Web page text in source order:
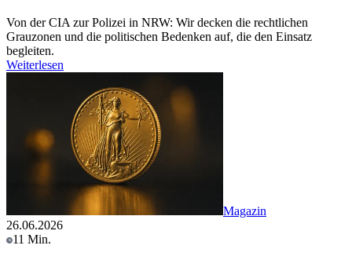
Von der CIA zur Polizei in NRW: Wir decken die rechtlichen
Grauzonen und die politischen Bedenken auf, die den Einsatz
begleiten.
Weiterlesen
Magazin
26.06.2026
11 Min.